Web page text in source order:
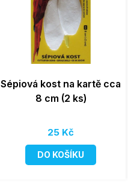
Sépiová kost na kartě cca
8 cm (2 ks)
25 Kč
DO KOŠÍKU